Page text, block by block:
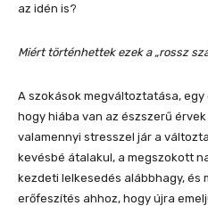
az idén is?
Miért történhettek ezek a „rossz
A szokások megváltoztatása,
hogy hiába van az észszerű
valamennyi stresszel jár a
kevésbé átalakul, a megszokott
kezdeti lelkesedés alábbhagy, és
erőfeszítés ahhoz, hogy újra